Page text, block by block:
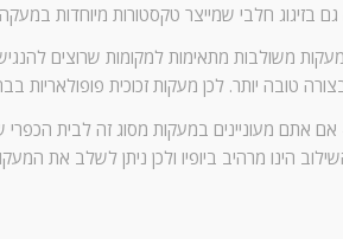
בזיגוג חלבי שמייצר טקסטורות מיוחדות
משולבות מתאימות למקומות שרוצים
טובה יותר. לכן מעקות זכוכית פופולאריות
אם אתם מעוניינים במעקות מסוג זה לבית
הינו מרהיב ביופיו ולכן ניתן לשלב את